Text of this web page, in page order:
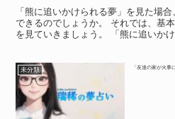
「熊に追いかけられる夢」を見た場
できるのでしょうか。 それでは、基
を見ていきましょう。 「熊に追いか
未分類 「友達の家が火